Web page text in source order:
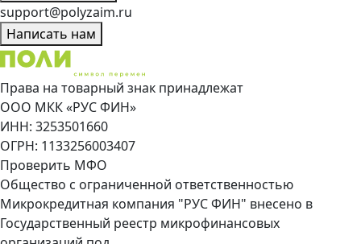
support@polyzaim.ru
Написать нам
Права на товарный знак принадлежат
ООО МКК «РУС ФИН»
ИНН: 3253501660
ОГРН: 1133256003407
Проверить МФО
Общество с ограниченной ответственностью
Микрокредитная компания "РУС ФИН" внесено в
Государственный реестр микрофинансовых